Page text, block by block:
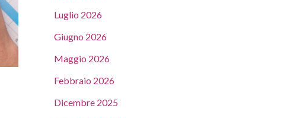
Luglio 2026
Giugno 2026
Maggio 2026
Febbraio 2026
Dicembre 2025